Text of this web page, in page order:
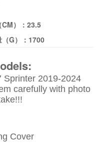
）： 23.5
G）： 1700
:
Sprinter 2019-2024
carefully with photo
Cover